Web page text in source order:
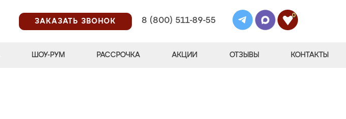
ЗАКАЗАТЬ ЗВОНОК
8 (800) 511-89-55
0
ШОУ-РУМ РАССРОЧКА АКЦИИ ОТЗЫВЫ КОНТАКТЫ